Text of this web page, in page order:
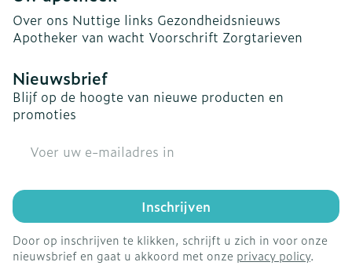
Over ons Nuttige links Gezondheidsnieuws
Apotheker van wacht Voorschrift Zorgtarieven
Nieuwsbrief
Blijf op de hoogte van nieuwe producten en
promoties
Inschrijven
Door op inschrijven te klikken, schrijft u zich in voor onze
nieuwsbrief en gaat u akkoord met onze privacy policy.